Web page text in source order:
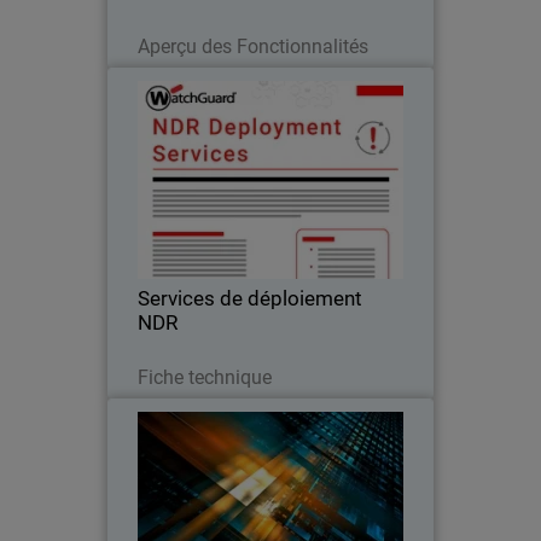
Aperçu des Fonctionnalités
Services de déploiement
NDR
Fiche technique
Services de déploiement NDR
Les services de déploiement NDR de
WatchGuard garantissent une
configuration rapide et assurée par des
experts, vous permettant ainsi
d'accélérer votre investissement dans la
Rapport sur les tendances en
matière de cybersécurité des
MSP
La demande en cybersécurité, les
attentes des clients, les tendances